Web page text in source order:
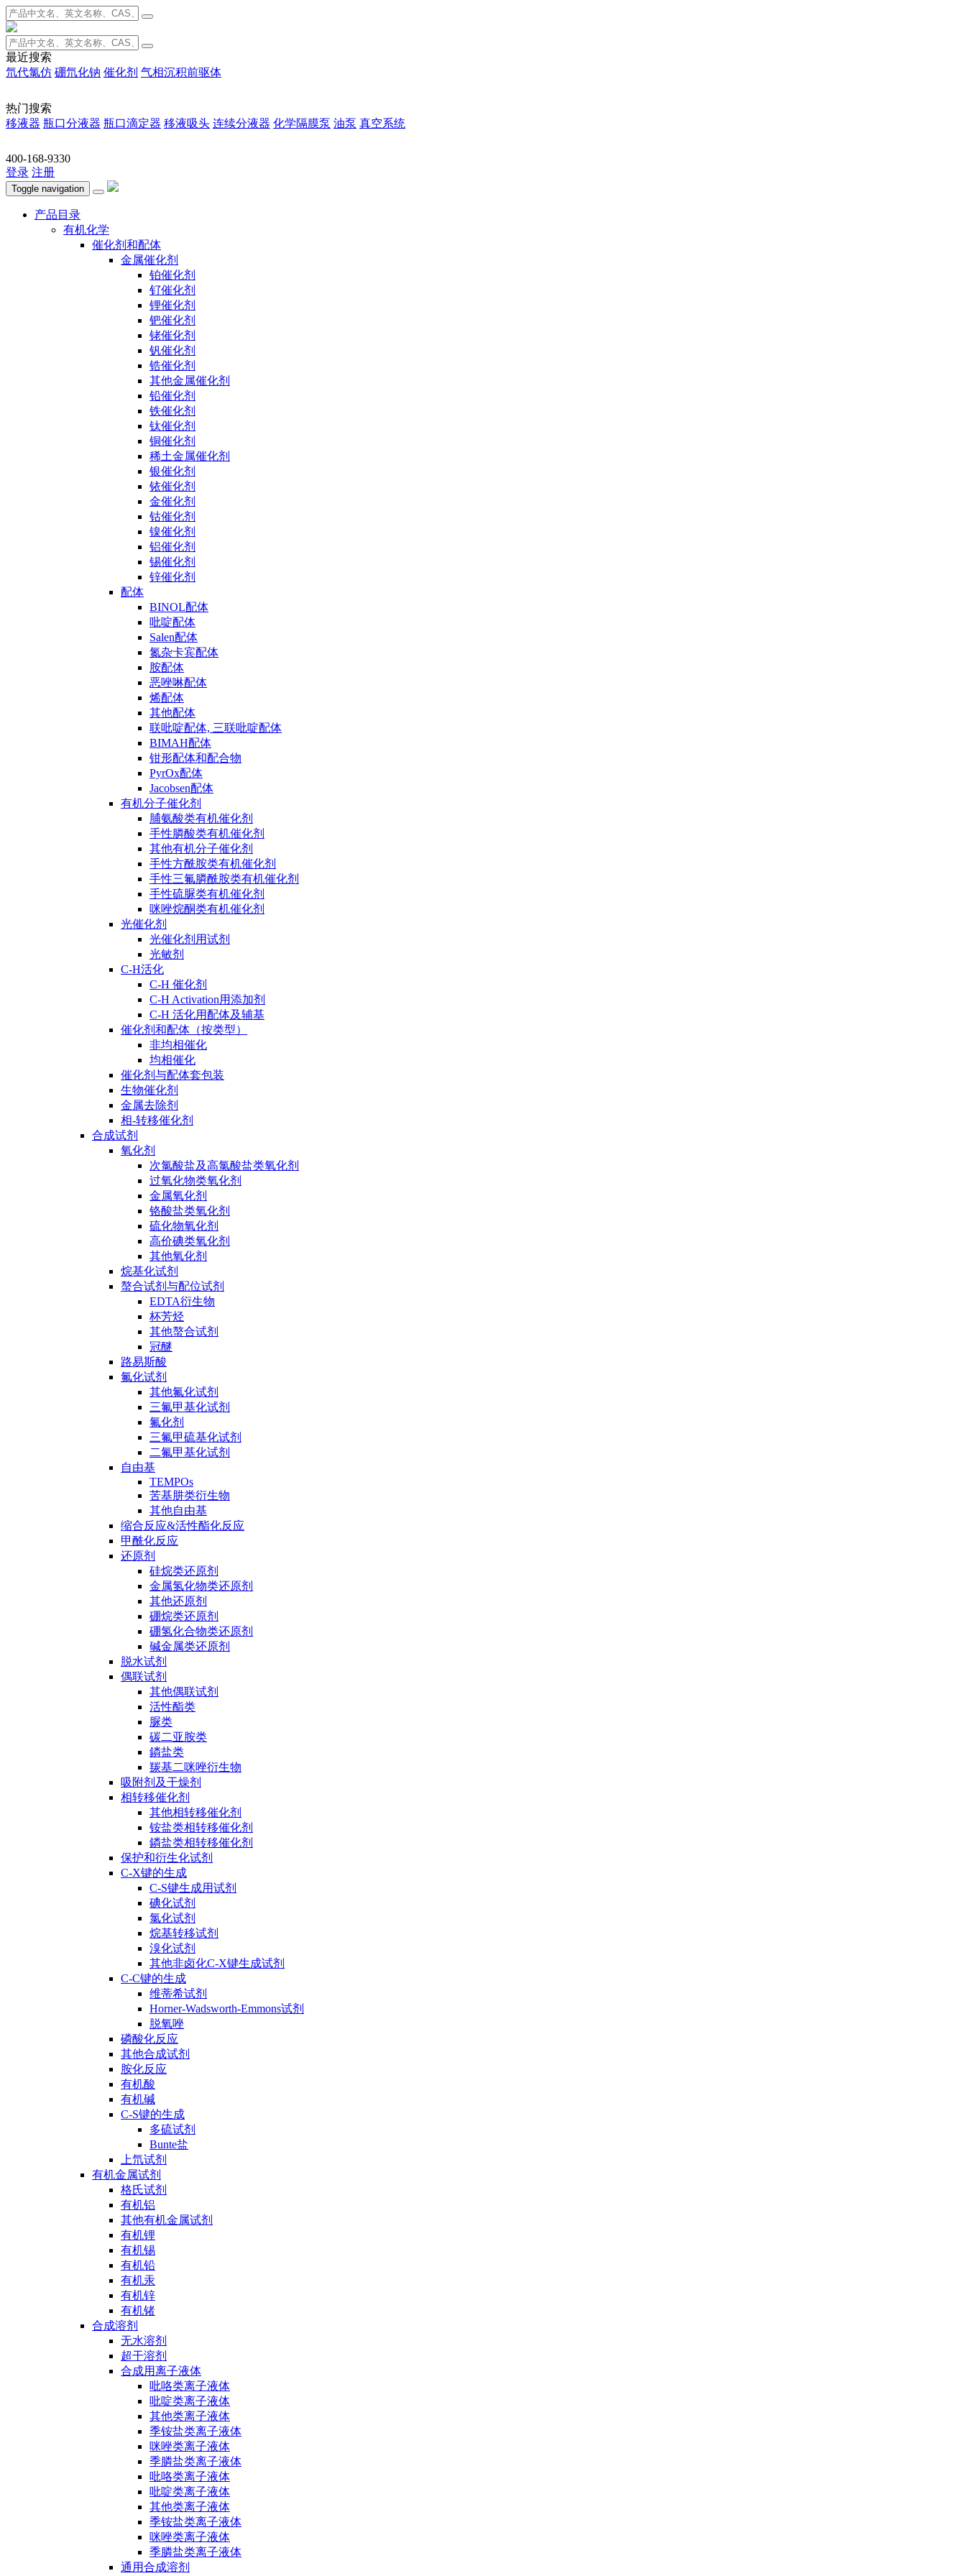
最近搜索
氘代氯仿 硼氘化钠 催化剂 气相沉积前驱体
热门搜索
移液器 瓶口分液器 瓶口滴定器 移液吸头 连续分液器 化学隔膜泵 油泵 真空系统
400-168-9330
登录 注册
Toggle navigation
产品目录
有机化学
催化剂和配体
金属催化剂
铂催化剂
钌催化剂
锂催化剂
钯催化剂
铑催化剂
钒催化剂
锆催化剂
其他金属催化剂
铅催化剂
铁催化剂
钛催化剂
铜催化剂
稀土金属催化剂
银催化剂
铱催化剂
金催化剂
钴催化剂
镍催化剂
铝催化剂
锡催化剂
锌催化剂
配体
BINOL配体
吡啶配体
Salen配体
氮杂卡宾配体
胺配体
恶唑啉配体
烯配体
其他配体
联吡啶配体, 三联吡啶配体
BIMAH配体
钳形配体和配合物
PyrOx配体
Jacobsen配体
有机分子催化剂
脯氨酸类有机催化剂
手性膦酸类有机催化剂
其他有机分子催化剂
手性方酰胺类有机催化剂
手性三氟膦酰胺类有机催化剂
手性硫脲类有机催化剂
咪唑烷酮类有机催化剂
光催化剂
光催化剂用试剂
光敏剂
C-H活化
C-H 催化剂
C-H Activation用添加剂
C-H 活化用配体及辅基
催化剂和配体（按类型）
非均相催化
均相催化
催化剂与配体套包装
生物催化剂
金属去除剂
相-转移催化剂
合成试剂
氧化剂
次氯酸盐及高氯酸盐类氧化剂
过氧化物类氧化剂
金属氧化剂
铬酸盐类氧化剂
硫化物氧化剂
高价碘类氧化剂
其他氧化剂
烷基化试剂
螯合试剂与配位试剂
EDTA衍生物
杯芳烃
其他螯合试剂
冠醚
路易斯酸
氟化试剂
其他氟化试剂
三氟甲基化试剂
氟化剂
三氟甲硫基化试剂
二氟甲基化试剂
自由基
TEMPOs
苦基肼类衍生物
其他自由基
缩合反应&活性酯化反应
甲酰化反应
还原剂
硅烷类还原剂
金属氢化物类还原剂
其他还原剂
硼烷类还原剂
硼氢化合物类还原剂
碱金属类还原剂
脱水试剂
偶联试剂
其他偶联试剂
活性酯类
脲类
碳二亚胺类
鏻盐类
羰基二咪唑衍生物
吸附剂及干燥剂
相转移催化剂
其他相转移催化剂
铵盐类相转移催化剂
鏻盐类相转移催化剂
保护和衍生化试剂
C-X键的生成
C-S键生成用试剂
碘化试剂
氯化试剂
烷基转移试剂
溴化试剂
其他非卤化C-X键生成试剂
C-C键的生成
维蒂希试剂
Horner-Wadsworth-Emmons试剂
脱氧唑
磷酸化反应
其他合成试剂
胺化反应
有机酸
有机碱
C-S键的生成
多硫试剂
Bunte盐
上氘试剂
有机金属试剂
格氏试剂
有机铝
其他有机金属试剂
有机锂
有机锡
有机铅
有机汞
有机锌
有机锗
合成溶剂
无水溶剂
超干溶剂
合成用离子液体
吡咯类离子液体
吡啶类离子液体
其他类离子液体
季铵盐类离子液体
咪唑类离子液体
季膦盐类离子液体
吡咯类离子液体
吡啶类离子液体
其他类离子液体
季铵盐类离子液体
咪唑类离子液体
季膦盐类离子液体
通用合成溶剂